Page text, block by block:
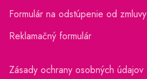
Formulár na odstúpenie od zmluvy
Reklamačný formulár
Zásady ochrany osobných údajov